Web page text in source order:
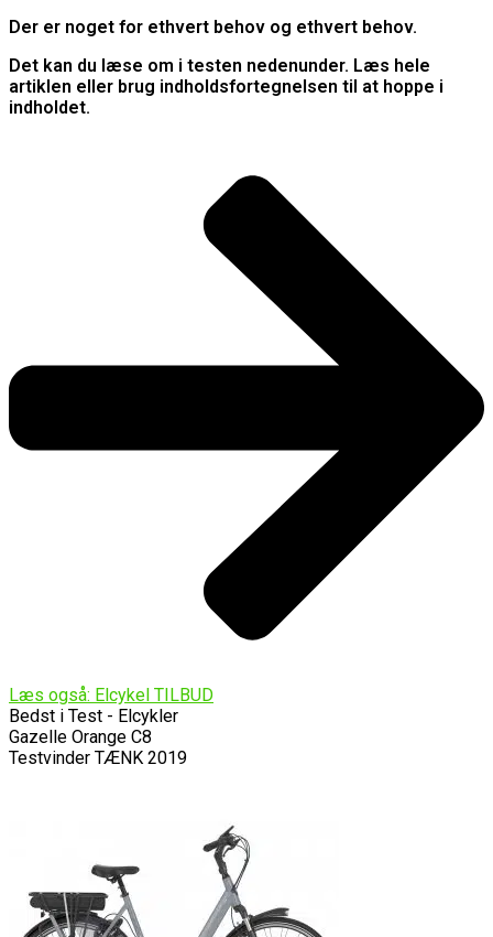
Der er noget for ethvert behov og ethvert behov.
Det kan du læse om i testen nedenunder. Læs hele
artiklen eller brug indholdsfortegnelsen til at hoppe i
indholdet.
Læs også: Elcykel TILBUD
Bedst i Test - Elcykler
Gazelle Orange C8
Testvinder TÆNK 2019